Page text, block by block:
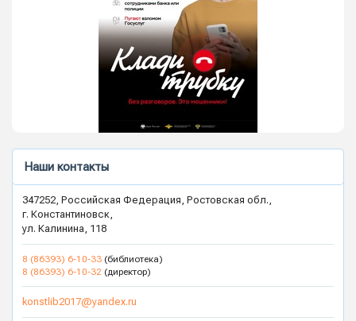
Наши контакты
347252, Российская Федерация, Ростовская обл.,
г. Константиновск,
ул. Калинина, 118
8 (86393) 6-10-33 (библиотека)
8 (86393) 6-10-32 (директор)
konstlib2017@yandex.ru